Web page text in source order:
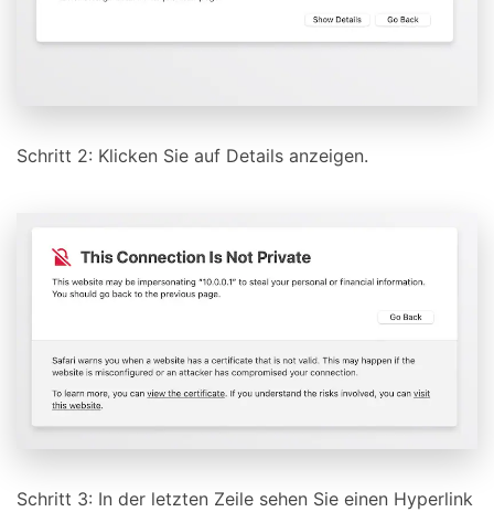
Schritt 2: Klicken Sie auf Details anzeigen.
Schritt 3: In der letzten Zeile sehen Sie einen Hyperlink